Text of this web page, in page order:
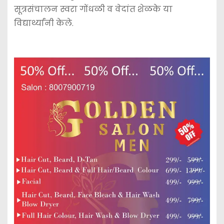
सूत्रसंचालन स्वरा गोंधळी व वेदांत शेळके या
विद्यार्थ्यांनी केले.